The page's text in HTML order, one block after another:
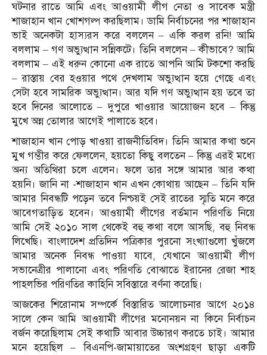
ঘটনার রাতে আমি এবং আওয়ামী লীগ নেতা ও সাবেক মন্ত্রী
শাজাহান খান খোশগল্প করছিলাম। ডামি নির্বাচনের পর শাজাহান
ভাই অনেকটা হাস্যরস করে বললেন – একি করল রনি! আমি
বললাম – গণ অভ্যুত্থান সন্নিকটে। তিনি বললেন – কীভাবে? আমি
বললাম – এই ধরুন কোনো এক রাতে আপনি আমি টকশো করছি
– রাস্তায় বের হওয়ার পথে দেখলাম অভ্যুত্থান হয়ে গেছে এবং
সেটা হবে সামরিক অভ্যুত্থান। আর যদি গণ অভ্যুত্থান হয় তবে তা
হবে দিনের আলোতে – দুপুরে খাওয়ার আয়োজন হবে – কিন্তু
মুখে অন্ন তোলার আগেই পালাতে হবে।
শাজাহান খান পোড় খাওয়া রাজনীতিবিদ। তিনি আমার কথা শুনে
মুখ গম্ভীর করে ফেললেন, হয়তো কিছু বলতেন – কিন্তু এরই মধ্যে
অন্য অতিথিরা চলে এলেন। ফলে তার সঙ্গে আমার আর কথা
হয়নি। জানি না -শাজাহান খান এখন কোথায় আছেন – তিনি যদি
আমার নিবন্ধটি পড়েন তবে নিশ্চয়ই সেই রাতের স্মৃতি মনে করে
আবেগতাড়িত হবেন। আওয়ামী লীগের বর্তমান পরিণতি নিয়ে
আমি সেই ২০১০ সাল থেকেই বহু কথা বলে আসছি, বহু নিবন্ধ
লিখেছি। বাংলাদেশ প্রতিদিন পত্রিকার পুরনো সংখ্যাগুলো খুঁজলে
আমার অনেক নিবন্ধ পাওয়া যাবে, যেখানে আওয়ামী লীগ
সভানেত্রীর পালানো এবং পরিণতি বোঝাতে ইরানের রেজা শাহ
পাহলভির পরিণতির কাহিনি সবিস্তারে বর্ণনা করেছি।
আজকের শিরোনাম সম্পর্কে বিস্তারিত আলোচনার আগে ২০১৪
সালে কেন আমি আওয়ামী লীগের মনোনয়ন না কিনে নির্বাচন
বর্জন করেছিলাম সেই কথাটি আবার উচ্চারণ করতে চাই। আমার
মনে হয়েছিল – বিএনপি-জামায়াতের অংশগ্রহণ ছাড়া একটি